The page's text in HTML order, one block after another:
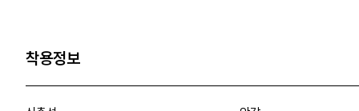
착용정보